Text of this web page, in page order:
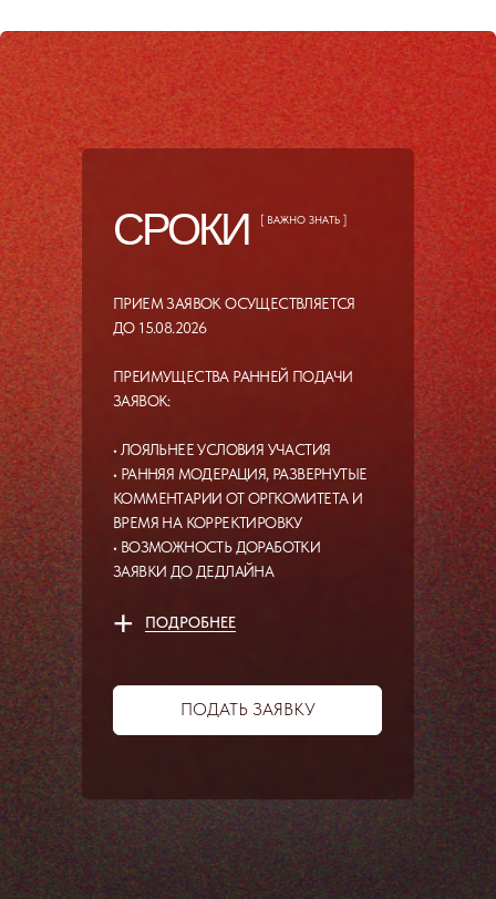
ПРИЕМ ЗАЯВОК ОСУЩЕСТВЛЯЕТСЯ
ДО 15.08.2026
ПРЕИМУЩЕСТВА РАННЕЙ ПОДАЧИ
ЗАЯВОК:
• ЛОЯЛЬНЕЕ УСЛОВИЯ УЧАСТИЯ
• РАННЯЯ МОДЕРАЦИЯ, РАЗВЕРНУТЫЕ
КОММЕНТАРИИ ОТ ОРГКОМИТЕТА И
ВРЕМЯ НА КОРРЕКТИРОВКУ
• ВОЗМОЖНОСТЬ ДОРАБОТКИ
ЗАЯВКИ ДО ДЕДЛАЙНА
ПОДАТЬ ЗАЯВКУ
СРОКИ [ ВАЖНО ЗНАТЬ ]
ПОДРОБНЕЕ
+